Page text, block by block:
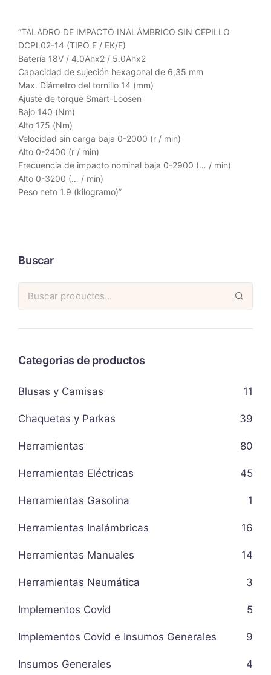
“TALADRO DE IMPACTO INALÁMBRICO SIN CEPILLO
DCPL02-14 (TIPO E / EK/F)
Batería 18V / 4.0Ahx2 / 5.0Ahx2
Capacidad de sujeción hexagonal de 6,35 mm
Max. Diámetro del tornillo 14 (mm)
Ajuste de torque Smart-Loosen
Bajo 140 (Nm)
Alto 175 (Nm)
Velocidad sin carga baja 0-2000 (r / min)
Alto 0-2400 (r / min)
Frecuencia de impacto nominal baja 0-2900 (… / min)
Alto 0-3200 (… / min)
Peso neto 1.9 (kilogramo)”
Buscar
Categorias de productos
Blusas y Camisas 11
Chaquetas y Parkas 39
Herramientas 80
Herramientas Eléctricas 45
Herramientas Gasolina 1
Herramientas Inalámbricas 16
Herramientas Manuales 14
Herramientas Neumática 3
Implementos Covid 5
Implementos Covid e Insumos Generales 9
Insumos Generales 4